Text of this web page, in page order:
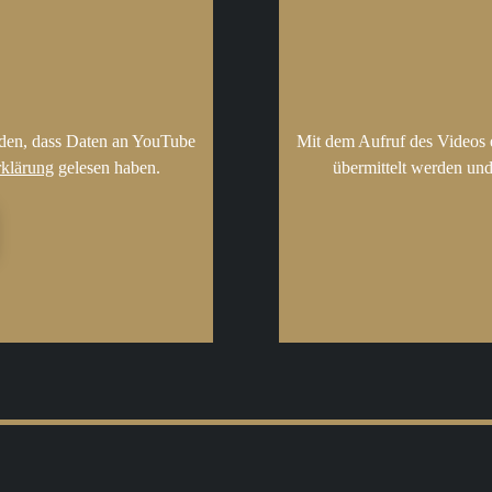
dass Daten an YouTube
gelesen haben.
Mit dem Aufruf des Videos
übermittelt werden